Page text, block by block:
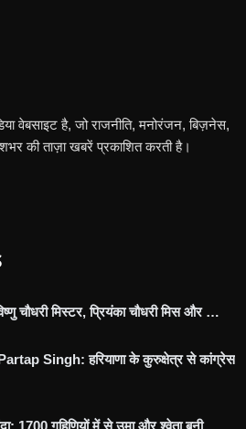
वेबसाइट है, जो राजनीति, मनोरंजन, बिज़नेस,
की ताज़ा खबरें प्रकाशित करती है।
चौधरी मिस्टर, प्रियंका चौधरी मिस और …
Singh: हरियाणा के कुरुक्षेत्र से कांग्रेस
1700 गृहिणियों में से उमा और श्वेता बनी…